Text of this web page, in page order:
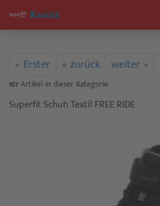
« Erster « zurück weiter »
107Artikel in dieser Kategorie
Superfit Schuh Textil FREE RIDE